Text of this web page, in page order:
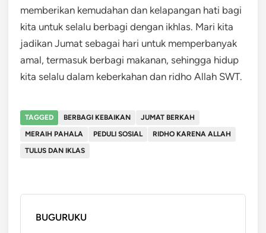
memberikan kemudahan dan kelapangan hati bagi
kita untuk selalu berbagi dengan ikhlas. Mari kita
jadikan Jumat sebagai hari untuk memperbanyak
amal, termasuk berbagi makanan, sehingga hidup
kita selalu dalam keberkahan dan ridho Allah SWT.
TAGGED BERBAGI KEBAIKAN
JUMAT BERKAH
MERAIH PAHALA
PEDULI SOSIAL
RIDHO KARENA ALLAH
TULUS DAN IKLAS
BUGURUKU